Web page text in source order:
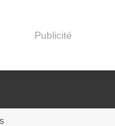
Publicité